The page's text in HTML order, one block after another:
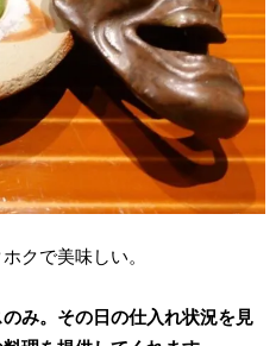
クで美味しい。
み。その日の仕入れ状況を見